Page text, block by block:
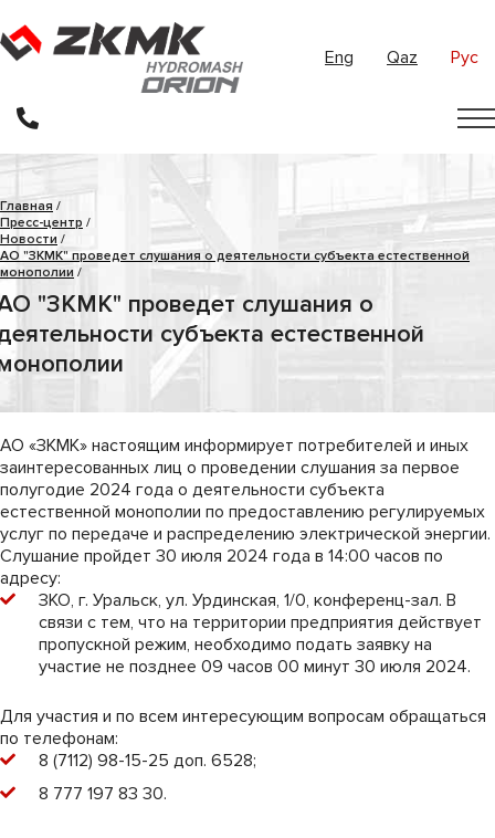
Eng Qaz Рус
Главная /
Пресс-центр /
Новости /
АО "ЗКМК" проведет слушания о деятельности субъекта естественной
монополии /
"ЗКМК" проведет слушания о
субъекта естественной
АО «ЗКМК» настоящим информирует потребителей и иных
заинтересованных лиц о проведении слушания за первое
полугодие 2024 года о деятельности субъекта
естественной монополии по предоставлению регулируемых
услуг по передаче и распределению электрической энергии.
Слушание пройдет 30 июля 2024 года в 14:00 часов по
адресу:
ЗКО, г. Уральск, ул. Урдинская, 1/0, конференц-зал. В
связи с тем, что на территории предприятия действует
пропускной режим, необходимо подать заявку на
участие не позднее 09 часов 00 минут 30 июля 2024.
Для участия и по всем интересующим вопросам обращаться
по телефонам:
8 (7112) 98-15-25 доп. 6528;
8 777 197 83 30.